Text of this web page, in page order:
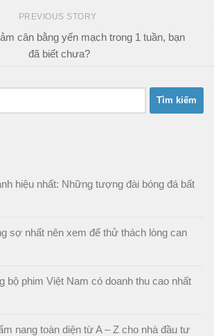
PREVIOUS STORY
cân bằng yến mạch trong 1 tuần, bạn
đã biết chưa?
hiệu nhất: Những tượng đài bóng đá bất
sợ nhất nên xem để thử thách lòng can
bộ phim Việt Nam có doanh thu cao nhất
nang toàn diện từ A – Z cho nhà đầu tư